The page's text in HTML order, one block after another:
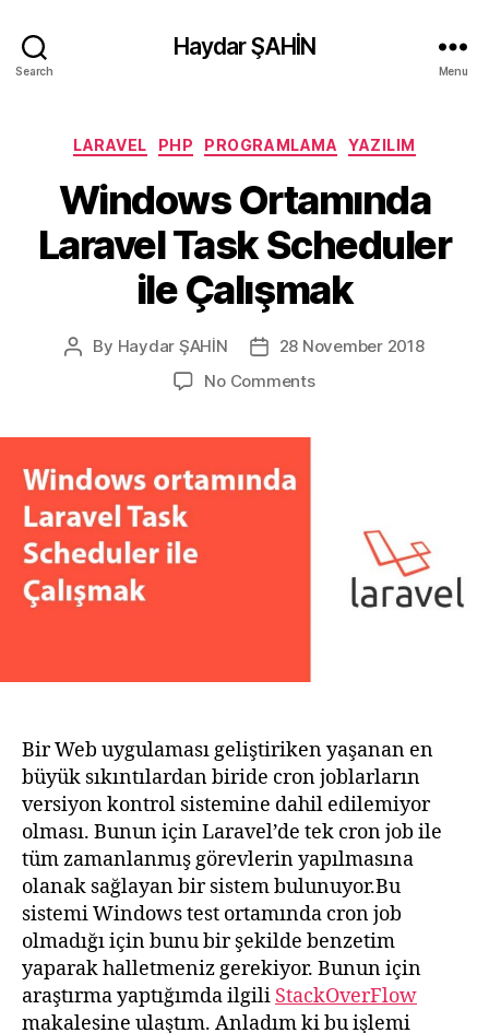
Search
Haydar ŞAHİN
Menu
Categories
LARAVEL PHP PROGRAMLAMA YAZILIM
Windows Ortamında
Laravel Task Scheduler
ile Çalışmak
Post
By Haydar ŞAHİN
Post28 November 2018
No Commentson
Çalışmak
Bir Web uygulaması geliştiriken yaşanan en
büyük sıkıntılardan biride cron joblarların
versiyon kontrol sistemine dahil edilemiyor
olması. Bunun için Laravel’de tek cron job ile
tüm zamanlanmış görevlerin yapılmasına
olanak sağlayan bir sistem bulunuyor.Bu
sistemi Windows test ortamında cron job
olmadığı için bunu bir şekilde benzetim
yaparak halletmeniz gerekiyor. Bunun için
araştırma yaptığımda ilgili StackOverFlow
makalesine ulaştım. Anladım ki bu işlemi